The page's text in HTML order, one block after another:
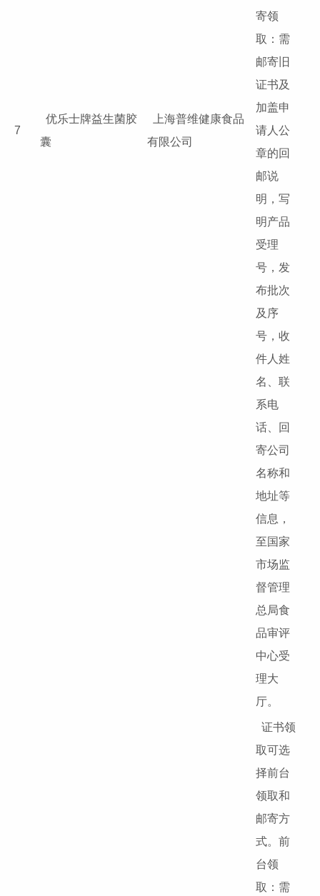
7
优乐士牌益生菌胶
囊
上海普维健康食品
有限公司
寄领
取：需
邮寄旧
证书及
加盖申
请人公
章的回
邮说
明，写
明产品
受理
号，发
布批次
及序
号，收
件人姓
名、联
系电
话、回
寄公司
名称和
地址等
信息，
至国家
市场监
督管理
总局食
品审评
中心受
理大
厅。
证书领
取可选
择前台
领取和
邮寄方
式。前
台领
取：需